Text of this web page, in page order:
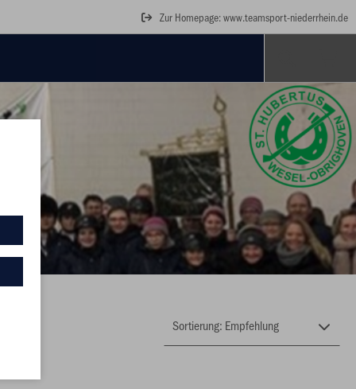
Zur Homepage: www.teamsport-niederrhein.de